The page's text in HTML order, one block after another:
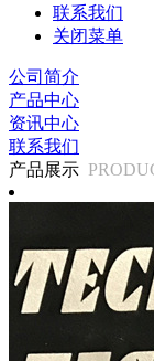
联系我们
关闭菜单
公司简介
产品中心
资讯中心
联系我们
产品展示